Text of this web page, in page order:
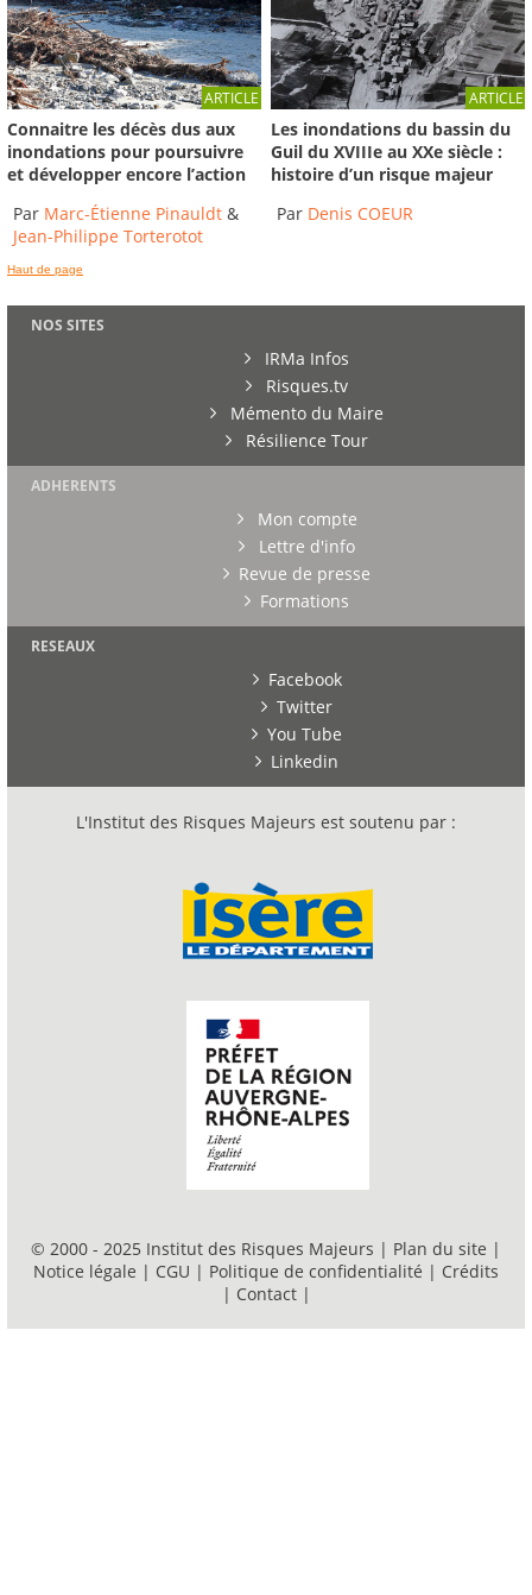
ARTICLE
Connaitre les décès dus aux
inondations pour poursuivre
et développer encore l’action
Par Marc-Étienne Pinauldt &
Jean-Philippe Torterotot
ARTICLE
Les inondations du bassin du
Guil du XVIIIe au XXe siècle :
histoire d’un risque majeur
Par Denis COEUR
Haut de page
NOS SITES
IRMa Infos
Risques.tv
Mémento du Maire
Résilience Tour
ADHERENTS
Mon compte
Lettre d'info
Revue de presse
Formations
RESEAUX
Facebook
Twitter
You Tube
Linkedin
L'Institut des Risques Majeurs est soutenu par :
© 2000 - 2025 Institut des Risques Majeurs | Plan du site |
Notice légale | CGU | Politique de confidentialité | Crédits
| Contact |